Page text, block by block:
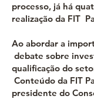
processo, já há
realização da FIT
Ao abordar a
debate sobre
qualificação do
Conteúdo da FIT
presidente do